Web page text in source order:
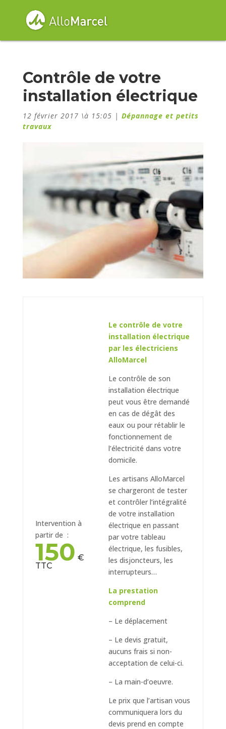
Contrôle de votre
installation électrique
12 février 2017 \à 15:05 | Dépannage et petits
travaux
Intervention à
partir de :
150 €
TTC
Le contrôle de votre
installation électrique
par les électriciens
AlloMarcel
Le contrôle de son
installation électrique
peut vous être demandé
en cas de dégât des
eaux ou pour rétablir le
fonctionnement de
l’électricité dans votre
domicile.
Les artisans AlloMarcel
se chargeront de tester
et contrôler l’intégralité
de votre installation
électrique en passant
par votre tableau
électrique, les fusibles,
les disjoncteurs, les
interrupteurs…
La prestation
comprend
– Le déplacement
– Le devis gratuit,
aucuns frais si non-
acceptation de celui-ci.
– La main-d’oeuvre.
Le prix que l’artisan vous
communiquera lors du
devis prend en compte